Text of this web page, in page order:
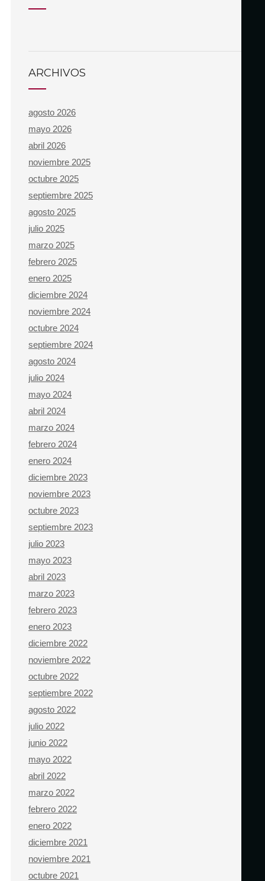
ARCHIVOS
agosto 2026
mayo 2026
abril 2026
noviembre 2025
octubre 2025
septiembre 2025
agosto 2025
julio 2025
marzo 2025
febrero 2025
enero 2025
diciembre 2024
noviembre 2024
octubre 2024
septiembre 2024
agosto 2024
julio 2024
mayo 2024
abril 2024
marzo 2024
febrero 2024
enero 2024
diciembre 2023
noviembre 2023
octubre 2023
septiembre 2023
julio 2023
mayo 2023
abril 2023
marzo 2023
febrero 2023
enero 2023
diciembre 2022
noviembre 2022
octubre 2022
septiembre 2022
agosto 2022
julio 2022
junio 2022
mayo 2022
abril 2022
marzo 2022
febrero 2022
enero 2022
diciembre 2021
noviembre 2021
octubre 2021